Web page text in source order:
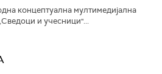
концептуална мултимедијална
и учесници"...